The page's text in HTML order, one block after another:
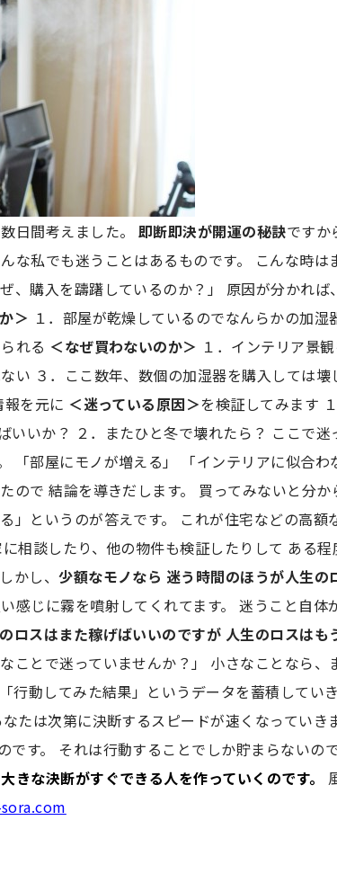
日間考えました。 即断即決が開運の秘訣ですか
な私でも迷うことはあるものです。 こんな時は
、購入を躊躇しているのか？」 原因が分かれば
＞ １．部屋が乾燥しているのでなんらかの加湿
れる ＜なぜ買わないのか＞ １．インテリア景
い ３．ここ数年、数個の加湿器を購入しては壊
を元に ＜迷っている原因＞を検証してみます
いいか？ ２．またひと冬で壊れたら？ ここで迷
「部屋にモノが増える」 「インテリアに似合わ
ので 結論を導きだします。 買ってみないと分か
」というのが答えです。 これが住宅などの高額
相談したり、他の物件も検証したりして ある程
かし、少額なモノなら 迷う時間のほうが人生の
感じに霧を噴射してくれてます。 迷うこと自体
ロスはまた稼げばいいのですが 人生のロスはも
ことで迷っていませんか？」 小さなことなら、
行動してみた結果」というデータを蓄積してい
たは次第に決断するスピードが速くなっていきま
す。 それは行動することでしか貯まらないので
大きな決断がすぐできる人を作っていくのです。